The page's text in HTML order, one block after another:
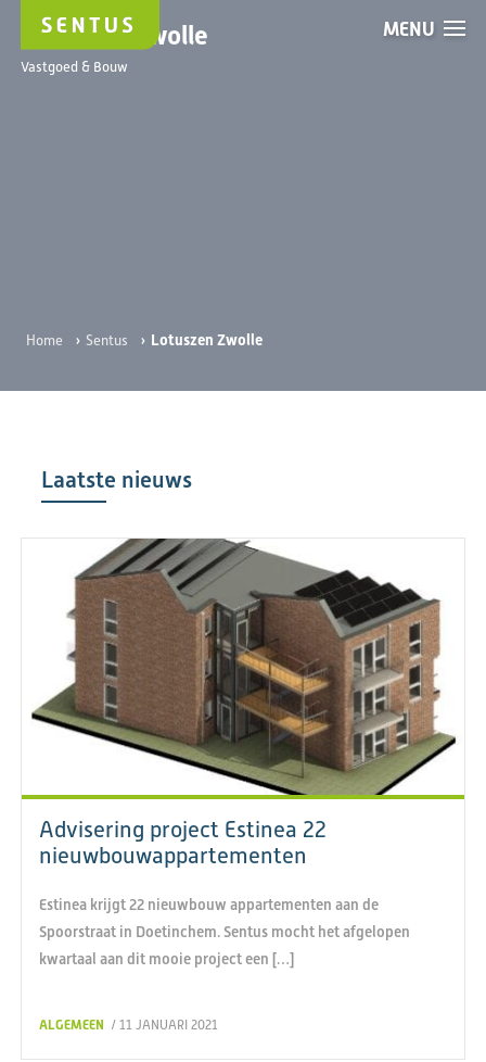
Vastgoed & Bouw
MENU
Lotuszen Zwolle
Home › Sentus › Lotuszen Zwolle
Laatste nieuws
Advisering project Estinea 22
nieuwbouwappartementen
Estinea krijgt 22 nieuwbouw appartementen aan de
Spoorstraat in Doetinchem. Sentus mocht het afgelopen
kwartaal aan dit mooie project een […]
ALGEMEEN / 11 JANUARI 2021